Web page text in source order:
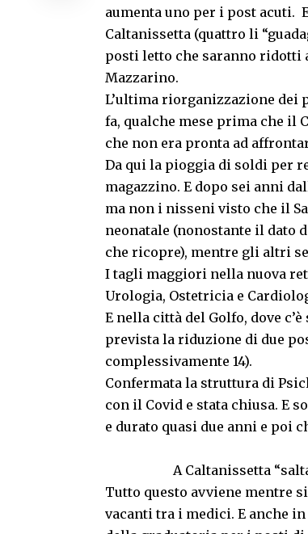
aumenta uno per i post acuti.
Caltanissetta (quattro li
posti letto che saranno ridotti
Mazzarino.
L’ultima riorganizzazione dei
fa, qualche mese prima che il
che non era pronta ad
Da qui la pioggia di soldi per
magazzino. E dopo sei anni
ma non i nisseni visto che il
neonatale (nonostante il dato
che ricopre), mentre gli altri
I tagli maggiori nella nuova
Urologia, Ostetricia e
E nella città del Golfo, dove
prevista la riduzione di due
complessivamente
Confermata la struttura di
con il Covid e stata chiusa. E
e durato quasi due anni e poi
A Caltanissetta
Tutto questo avviene mentre
vacanti tra i medici. E anche